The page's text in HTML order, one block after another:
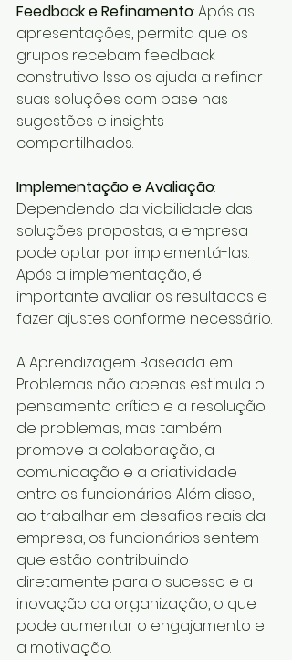
Feedback e Refinamento: Após as
apresentações, permita que os
grupos recebam feedback
construtivo. Isso os ajuda a refinar
suas soluções com base nas
sugestões e insights
compartilhados.
Implementação e Avaliação:
Dependendo da viabilidade das
soluções propostas, a empresa
pode optar por implementá-las.
Após a implementação, é
importante avaliar os resultados e
fazer ajustes conforme necessário.
A Aprendizagem Baseada em
Problemas não apenas estimula o
pensamento crítico e a resolução
de problemas, mas também
promove a colaboração, a
comunicação e a criatividade
entre os funcionários. Além disso,
ao trabalhar em desafios reais da
empresa, os funcionários sentem
que estão contribuindo
diretamente para o sucesso e a
inovação da organização, o que
pode aumentar o engajamento e
a motivação.